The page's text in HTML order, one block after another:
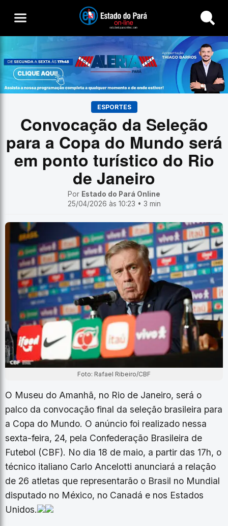
Buscar
ESPORTES
Convocação da Seleção
para a Copa do Mundo será
em ponto turístico do Rio
de Janeiro
Por Estado do Pará Online
25/04/2026 às 10:23 • 3 min
Foto: Rafael Ribeiro/CBF
O Museu do Amanhã, no Rio de Janeiro, será o
palco da convocação final da seleção brasileira para
a Copa do Mundo. O anúncio foi realizado nessa
sexta-feira, 24, pela Confederação Brasileira de
Futebol (CBF). No dia 18 de maio, a partir das 17h, o
técnico italiano Carlo Ancelotti anunciará a relação
de 26 atletas que representarão o Brasil no Mundial
disputado no México, no Canadá e nos Estados
Unidos.